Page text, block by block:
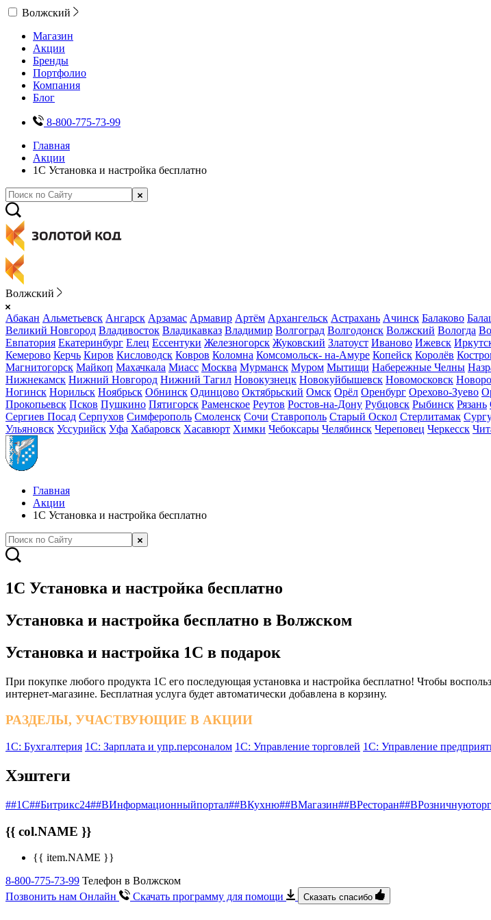
Волжский
Магазин
Акции
Бренды
Портфолио
Компания
Блог
8-800-775-73-99
Главная
Акции
1С Установка и настройка бесплатно
Волжский
Абакан Альметьевск Ангарск Арзамас Армавир Артём Архангельск Астрахань Ачинск Балаково
Великий Новгород Владивосток Владикавказ Владимир Волгоград Волгодонск Волжский Вологда
Евпатория Екатеринбург Елец Ессентуки Железногорск Жуковский Златоуст Иваново Ижевск
Кемерово Керчь Киров Кисловодск Ковров Коломна Комсомольск- на-Амуре Копейск Королёв
Магнитогорск Майкоп Махачкала Миасс Москва Мурманск Муром Мытищи Набережные Челны
Нижнекамск Нижний Новгород Нижний Тагил Новокузнецк Новокуйбышевск Новомосковск
Ногинск Норильск Ноябрьск Обнинск Одинцово Октябрьский Омск Орёл Оренбург Орехово-Зуево
Прокопьевск Псков Пушкино Пятигорск Раменское Реутов Ростов-на-Дону Рубцовск Рыбинск Рязань
Сергиев Посад Серпухов Симферополь Смоленск Сочи Ставрополь Старый Оскол Стерлитамак
Ульяновск Уссурийск Уфа Хабаровск Хасавюрт Химки Чебоксары Челябинск Череповец Черкесск
Главная
Акции
1С Установка и настройка бесплатно
1С Установка и настройка бесплатно
Установка и настройка бесплатно в Волжском
Установка и настройка 1С в подарок
При покупке любого продукта 1С его последующая установка и настройка бесплатно! Чтобы
интернет-магазине. Бесплатная услуга будет автоматически добавлена в корзину.
РАЗДЕЛЫ, УЧАСТВУЮЩИЕ В АКЦИИ
1С: Бухгалтерия 1С: Зарплата и упр.персоналом 1С: Управление торговлей 1С: Управление
Хэштеги
##1С##Битрикс24##ВИнформационныйпортал##ВКухню##ВМагазин##ВРесторан
{{ col.NAME }}
{{ item.NAME }}
8-800-775-73-99 Телефон в Волжском
Позвонить нам Онлайн
Скачать программу для помощи Сказать спасибо